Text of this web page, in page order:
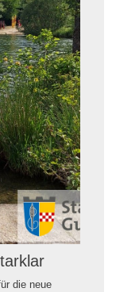
die neue